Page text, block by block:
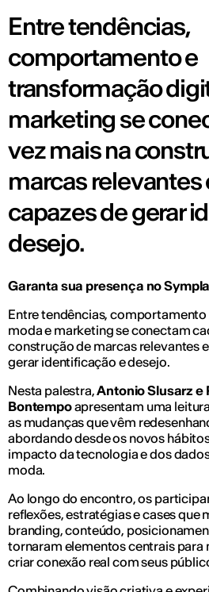
Entre tendências,
comportamento e
transformação
marketing se
vez mais na
marcas relevantes
capazes de gerar
desejo.
Garanta sua presença no
Entre tendências,
moda e marketing se conectam
construção de marcas relevantes
gerar identificação e desejo.
Nesta palestra,Antonio Slusarz e
Bontempoapresentam uma
as mudanças que vêm
abordando desde os novos
impacto da tecnologia e dos
moda.
Ao longo do encontro, os
reflexões, estratégias e cases que
branding, conteúdo,
tornaram elementos centrais para
criar conexão real com seus